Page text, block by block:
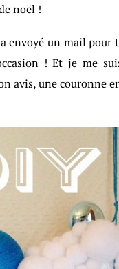
noël !
envoyé un mail pour
! Et je me
avis, une couronne